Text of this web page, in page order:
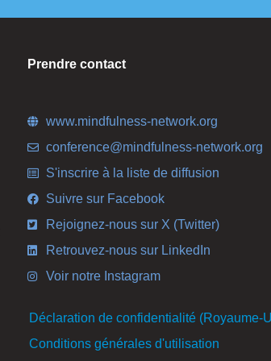
Prendre contact
www.mindfulness-network.org
conference@mindfulness-network.org
S'inscrire à la liste de diffusion
Suivre sur Facebook
Rejoignez-nous sur X (Twitter)
Retrouvez-nous sur LinkedIn
Voir notre Instagram
Déclaration de confidentialité (Royaume-
Conditions générales d'utilisation